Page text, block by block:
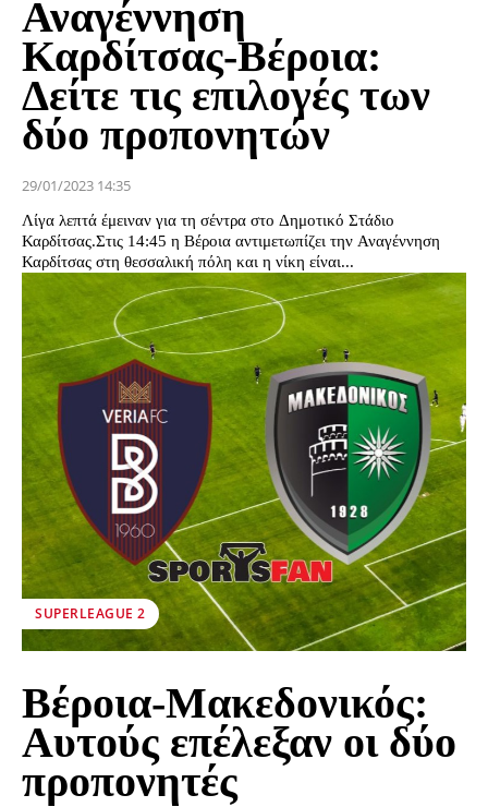
Αναγέννηση
Καρδίτσας-Βέροια:
Δείτε τις επιλογές των
δύο προπονητών
29/01/2023 14:35
Λίγα λεπτά έμειναν για τη σέντρα στο Δημοτικό Στάδιο
Καρδίτσας.Στις 14:45 η Βέροια αντιμετωπίζει την Αναγέννηση
Καρδίτσας στη θεσσαλική πόλη και η νίκη είναι...
SUPERLEAGUE 2
Βέροια-Μακεδονικός:
Αυτούς επέλεξαν οι δύο
προπονητές